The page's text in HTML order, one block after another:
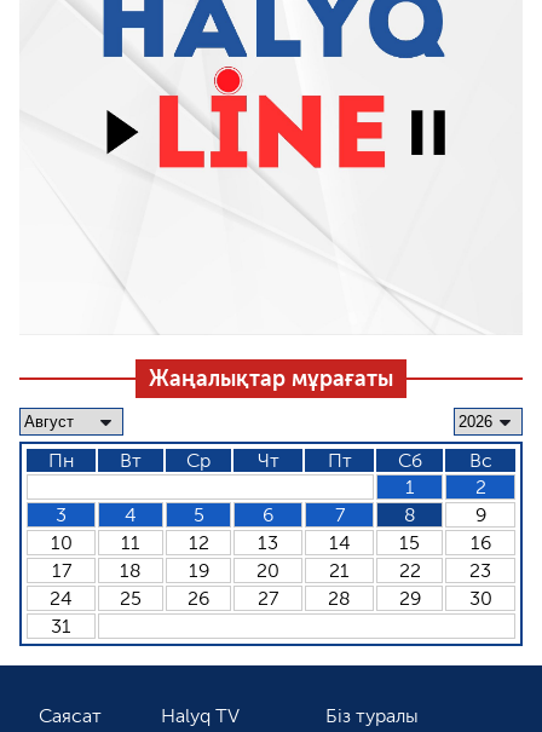
Жаңалықтар мұрағаты
Пн Вт Ср Чт Пт Сб
Вс
1
2
3
4 5 6 7 8
9
10
11 12 13 14 15
16
17
18 19 20 21 22
23
24
25 26 27 28 29
30
31
Саясат Halyq TV Біз туралы